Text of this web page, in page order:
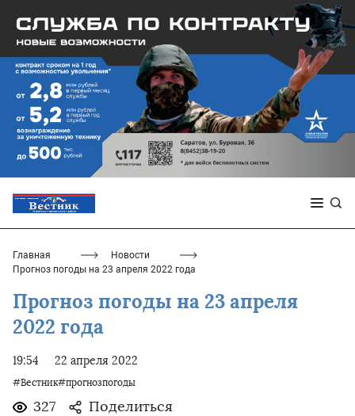
Главная
Новости
Прогноз погоды на 23 апреля 2022 года
Прогноз погоды на 23 апреля
2022 года
19:54 22 апреля 2022
#Вестник#прогнозпогоды
327 Поделиться